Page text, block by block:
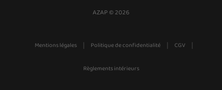
AZAP © 2026
Mentions légales | Politique de confidentialité | CGV |
Règlements intérieurs